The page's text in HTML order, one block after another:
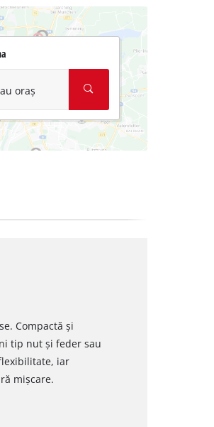
oraș
Compactă și
tip nut și feder sau
iar
mișcare.